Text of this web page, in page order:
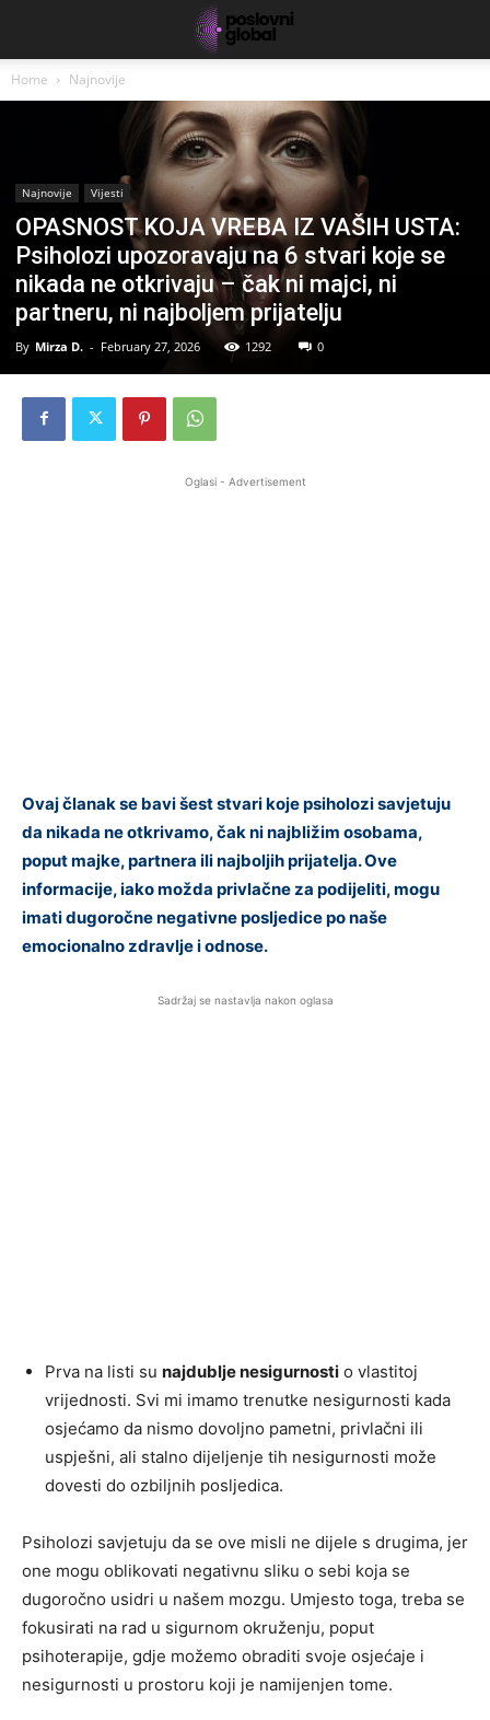
Home Najnovije
Najnovije Vijesti
OPASNOST KOJA VREBA IZ VAŠIH USTA:
Psiholozi upozoravaju na 6 stvari koje se
nikada ne otkrivaju – čak ni majci, ni
partneru, ni najboljem prijatelju
By Mirza D. - February 27, 2026 1292 0
Oglasi - Advertisement
Ovaj članak se bavi šest stvari koje psiholozi savjetuju
da nikada ne otkrivamo, čak ni najbližim osobama,
poput majke, partnera ili najboljih prijatelja. Ove
informacije, iako možda privlačne za podijeliti, mogu
imati dugoročne negativne posljedice po naše
emocionalno zdravlje i odnose.
Sadržaj se nastavlja nakon oglasa
Prva na listi su najdublje nesigurnosti o vlastitoj
vrijednosti. Svi mi imamo trenutke nesigurnosti kada
osjećamo da nismo dovoljno pametni, privlačni ili
uspješni, ali stalno dijeljenje tih nesigurnosti može
dovesti do ozbiljnih posljedica.
Psiholozi savjetuju da se ove misli ne dijele s drugima, jer
one mogu oblikovati negativnu sliku o sebi koja se
dugoročno usidri u našem mozgu. Umjesto toga, treba se
fokusirati na rad u sigurnom okruženju, poput
psihoterapije, gdje možemo obraditi svoje osjećaje i
nesigurnosti u prostoru koji je namijenjen tome.